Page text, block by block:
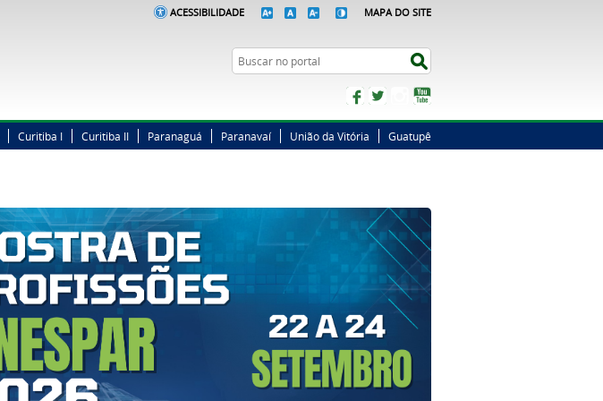
ACESSIBILIDADE MAPA DO SITE
Busca
FacebookTwitterInstagram
Curitiba I Curitiba II Paranaguá Paranavaí União da Vitória Guatupê